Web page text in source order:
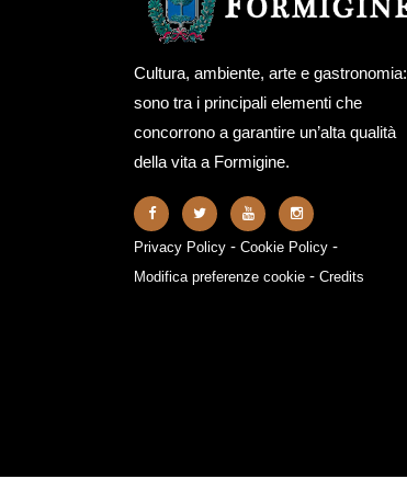
Cultura, ambiente, arte e gastronomia:
sono tra i principali elementi che
concorrono a garantire un’alta qualità
della vita a Formigine.
Privacy Policy - Cookie Policy -
Modifica preferenze cookie - Credits